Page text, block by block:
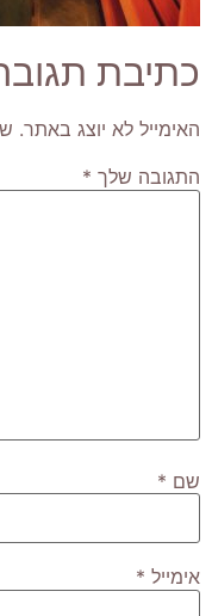
כתיבת
האימייל לא יוצג באתר.
התגובה שלך *
שם *
אימייל *